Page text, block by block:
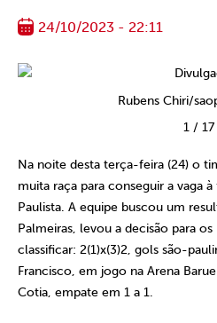
24/10/2023 - 22:11
Rubens Chiri/
1/ 17
Na noite desta terça-feira (24) o
muita raça para conseguir a vaga
Paulista. A equipe buscou um
Palmeiras, levou a decisão para
classificar: 2(1)x(3)2, gols são-
Francisco, em jogo na Arena
Cotia, empate em 1 a 1.